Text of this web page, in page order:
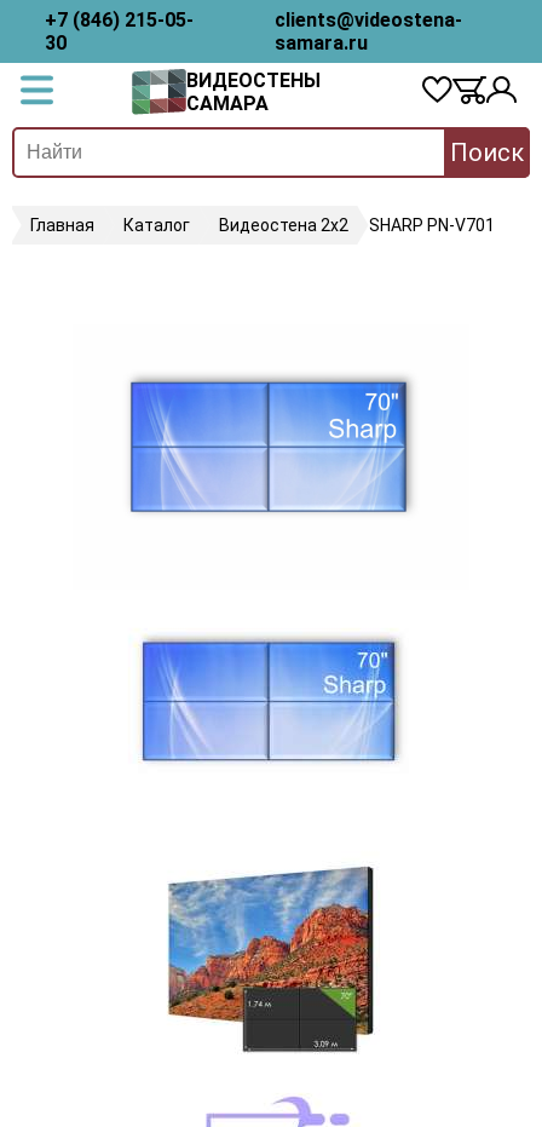
+7 (846) 215-05-
30
clients@videostena-
samara.ru
ВИДЕОСТЕНЫ
САМАРА
Поиск
Главная Каталог Видеостена 2x2 SHARP PN-V701